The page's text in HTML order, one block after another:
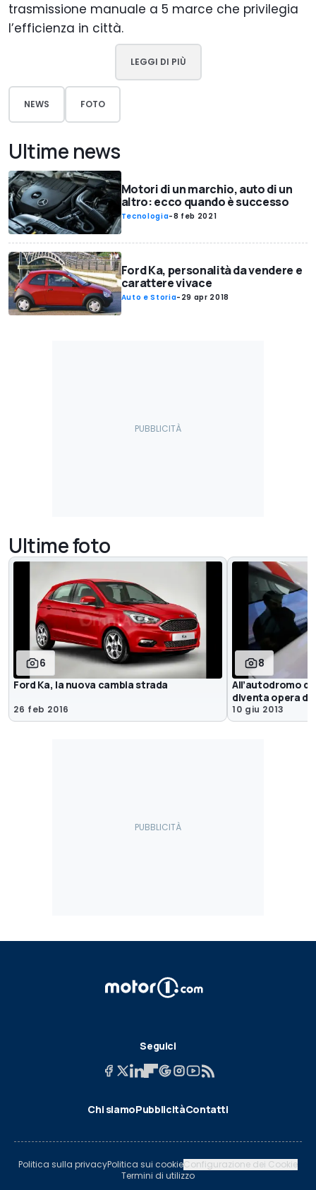
trasmissione manuale a 5 marce che privilegia
l’efficienza in città.
LEGGI DI PIÙ
NEWS FOTO
Ultime news
Motori di un marchio, auto di un
altro: ecco quando è successo
Tecnologia-8 feb 2021
Ford Ka, personalità da vendere e
carattere vivace
Auto e Storia- 29 apr 2018
Ultime foto
6
Ford Ka, la nuova cambia strada
26 feb 2016
8
All’autodromo di
diventa opera
10 giu 2013
Seguici
Chi siamoPubblicitàContatti
Politica sulla privacyPolitica sui cookieConfigurazione dei Cookie
Termini di utilizzo